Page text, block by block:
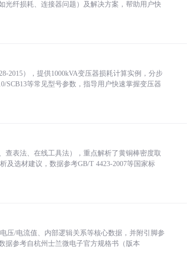
光纤损耗、连接器问题）及解决方案，帮助用户快
2015），提供1000kVA变压器损耗计算实例，分步
SCB13等常见型号参数，指导用户快速掌握变压器
查表法、在线工具法），重点解析了黄铜棒密度取
及选材建议，数据参考GB/T 4423-2007等国家标
压/电流值、内部逻辑关系等核心数据，并附引脚参
据参考自杭州士兰微电子官方规格书（版本